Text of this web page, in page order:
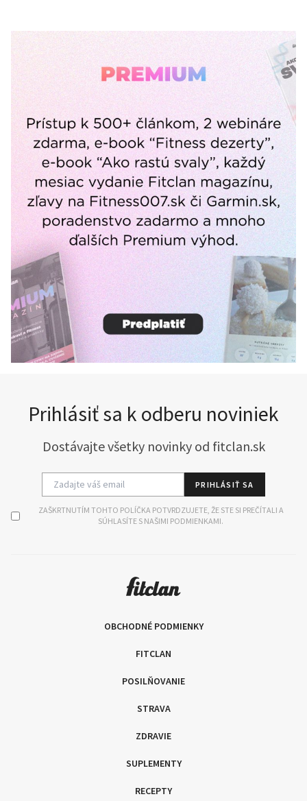
Prihlásiť sa k odberu noviniek
Dostávajte všetky novinky od fitclan.sk
PRIHLÁSIŤ SA
ZAŠKRTNUTÍM TOHTO POLÍČKA POTVRDZUJETE, ŽE STE SI PREČÍTALI A
SÚHLASÍTE S NAŠIMI PODMIENKAMI.
OBCHODNÉ PODMIENKY
FITCLAN
POSILŇOVANIE
STRAVA
ZDRAVIE
SUPLEMENTY
RECEPTY